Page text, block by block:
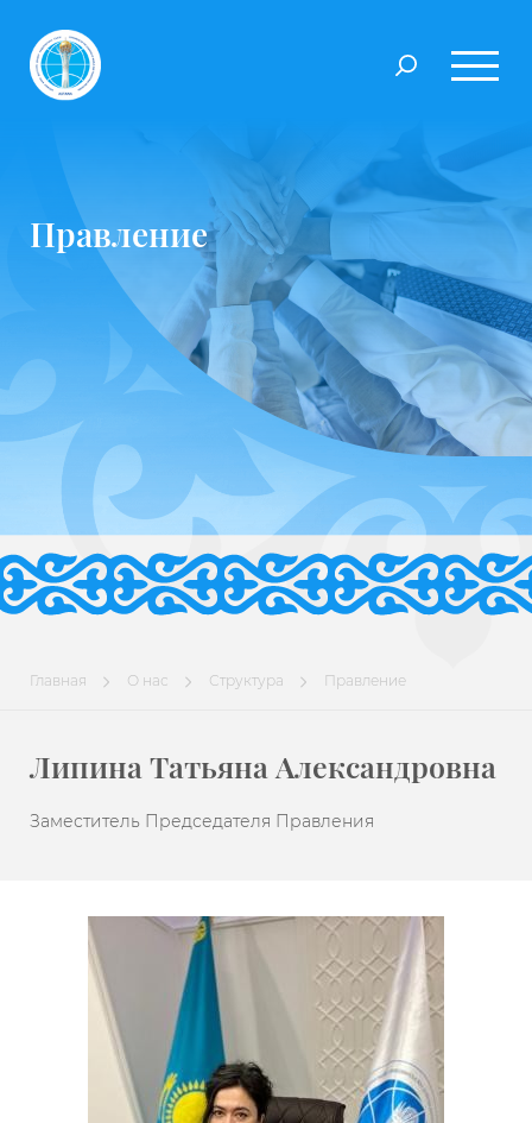
Правление
Главная О нас Структура Правление
Липина Татьяна Александровна
Заместитель Председателя Правления